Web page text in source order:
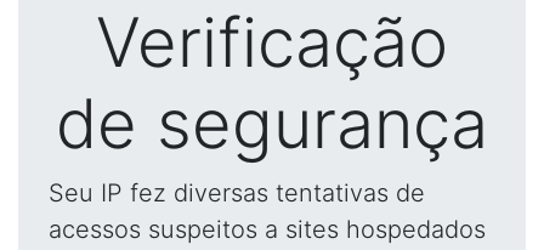
Verificação
de segurança
Seu IP fez diversas tentativas de
acessos suspeitos a sites hospedados